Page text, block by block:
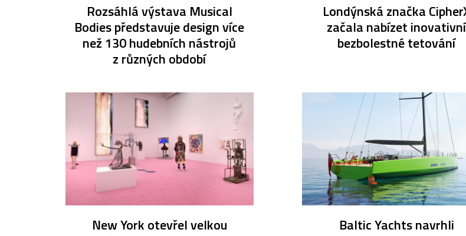
Rozsáhlá výstava Musical
Bodies představuje design více
než 130 hudebních nástrojů
z různých období
Londýnská značka
začala nabízet inovativní
bezbolestné tetování
New York otevřel velkou Baltic Yachts navrhli